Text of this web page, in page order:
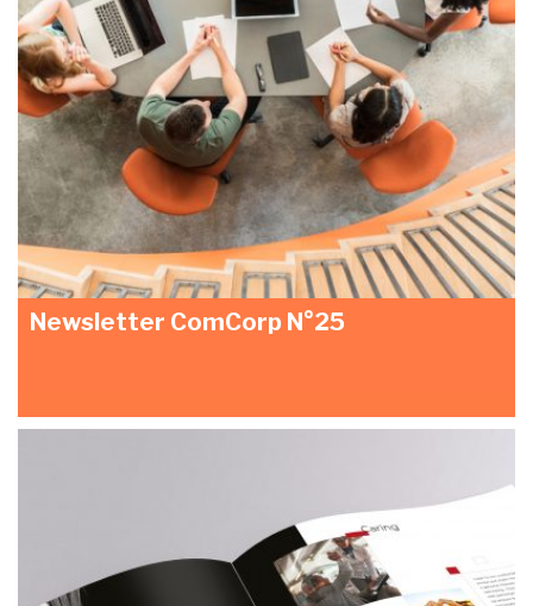
Newsletter ComCorp N°25